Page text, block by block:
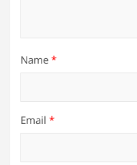
Name *
Email *